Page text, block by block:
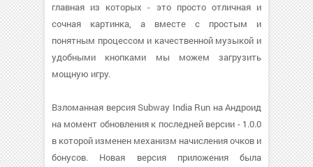
главная из которых - это просто отличная и
сочная картинка, а вместе с простым и
понятным процессом и качественной музыкой и
удобными кнопками мы можем загрузить
мощную игру.
Взломанная версия Subway India Run на Андроид
на момент обновления к последней версии - 1.0.0
в которой изменен механизм начисления очков и
бонусов. Новая версия приложения была